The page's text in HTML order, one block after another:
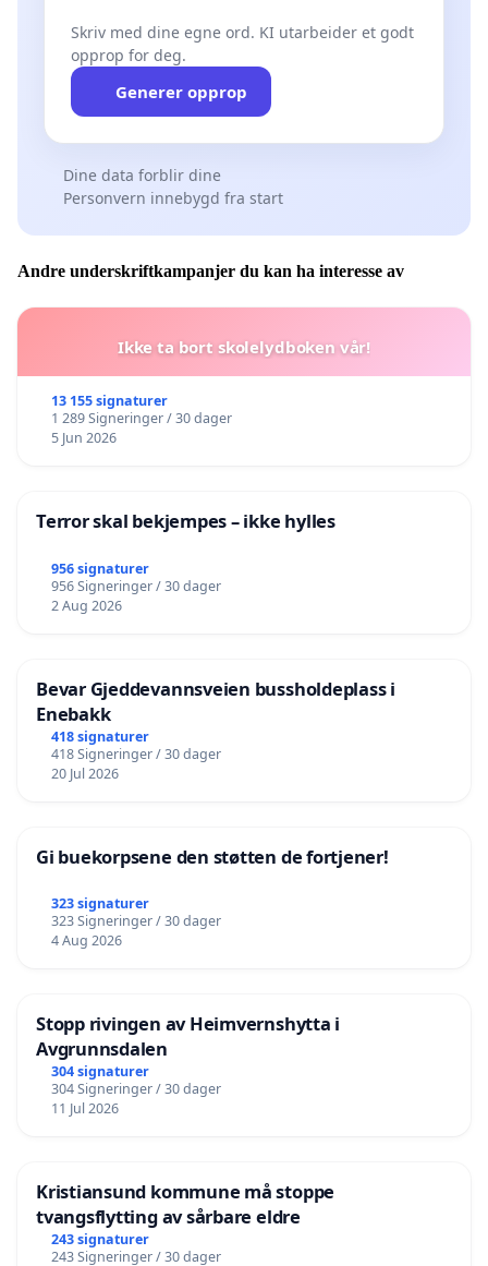
Skriv med dine egne ord. KI utarbeider et godt
opprop for deg.
Generer opprop
Dine data forblir dine
Personvern innebygd fra start
Andre underskriftkampanjer du kan ha interesse av
Ikke ta bort skolelydboken vår!
13 155 signaturer
1 289 Signeringer / 30 dager
5 Jun 2026
Terror skal bekjempes – ikke hylles
956 signaturer
956 Signeringer / 30 dager
2 Aug 2026
Bevar Gjeddevannsveien bussholdeplass i
Enebakk
418 signaturer
418 Signeringer / 30 dager
20 Jul 2026
Gi buekorpsene den støtten de fortjener!
323 signaturer
323 Signeringer / 30 dager
4 Aug 2026
Stopp rivingen av Heimvernshytta i
Avgrunnsdalen
304 signaturer
304 Signeringer / 30 dager
11 Jul 2026
Kristiansund kommune må stoppe
tvangsflytting av sårbare eldre
243 signaturer
243 Signeringer / 30 dager